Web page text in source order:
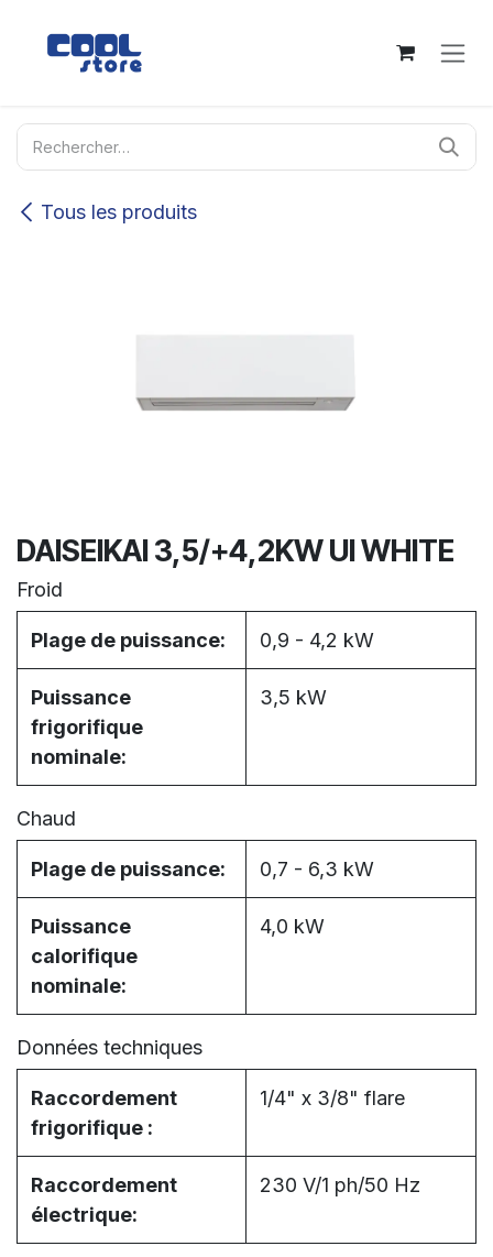
Tous les produits
DAISEIKAI 3,5/+4,2KW UI WHITE
Froid
Plage de puissance: 0,9 - 4,2 kW
Puissance
frigorifique
nominale:
3,5 kW
Chaud
Plage de puissance: 0,7 - 6,3 kW
Puissance
calorifique
nominale:
4,0 kW
Données techniques
Raccordement
frigorifique :
1/4" x 3/8" flare
Raccordement
électrique:
230 V/1 ph/50 Hz